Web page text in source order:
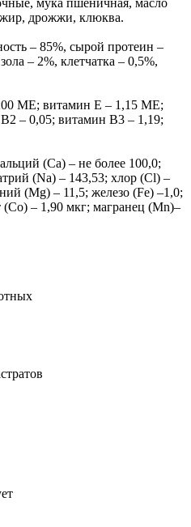
мука пшеничная, масло
жир, дрожжи, клюква.
– 85%, сырой протеин –
– 2%, клетчатка – 0,5%,
МЕ; витамин Е – 1,15 МЕ;
– 0,05; витамин В3 – 1,19;
(Са) – не более 100,0;
(Na) – 143,53; хлор (Cl) –
(Mg) – 11,5; железо (Fe) –1,0;
(Co) – 1,90 мкг; магранец (Mn)–